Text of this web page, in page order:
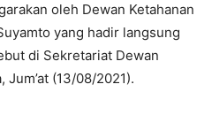
oleh Dewan Ketahanan
yang hadir langsung
di Sekretariat Dewan
Jum’at (13/08/2021).